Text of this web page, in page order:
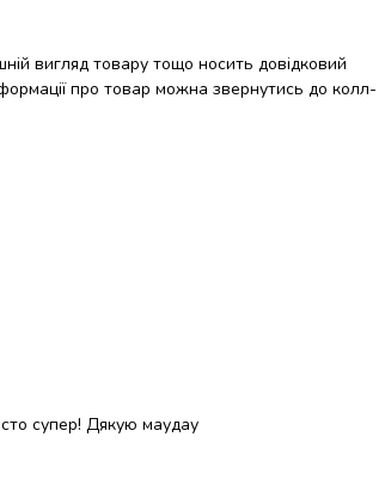
вигляд товару тощо носить довідковий
про товар можна звернутись до колл-
супер! Дякую маудау